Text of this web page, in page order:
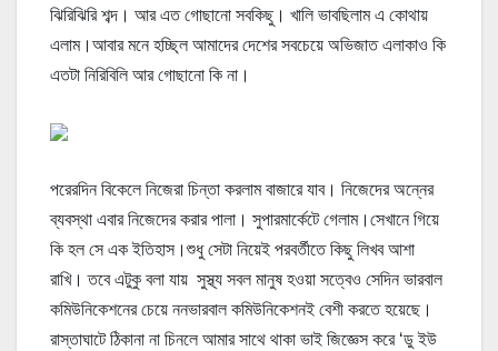
ঝিরিঝিরি শব্দ। আর এত গোছানো সবকিছু। খালি ভাবছিলাম এ কোথায়
এলাম।আবার মনে হচ্ছি্ল আমাদের দেশের সবচেয়ে অভিজাত এলাকাও কি
এতটা নিরিবিলি আর গোছানো কি না।
পরেরদিন বিকেলে নিজেরা চিন্তা করলাম বাজারে যাব। নিজেদের অন্নের
ব্যবস্থা এবার নিজেদের করার পালা। সুপারমার্কেটে গেলাম।সেখানে গিয়ে
কি হল সে এক ইতিহাস।শুধু সেটা নিয়েই পরবর্তীতে কিছু লিখব আশা
রাখি। তবে এটুকু বলা যায় সুস্থ্য সবল মানুষ হওয়া সত্বেও সেদিন ভারবাল
কমিউনিকেশনের চেয়ে ননভারবাল কমিউনিকেশনই বেশী করতে হয়েছে।
রাস্তাঘাটে ঠিকানা না চিনলে আমার সাথে থাকা ভাই জিজ্ঞেস করে ‘ডু ইউ